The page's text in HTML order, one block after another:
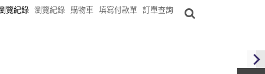
覽紀錄 瀏覽紀錄 購物車 填寫付款單 訂單查詢